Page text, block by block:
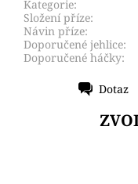
Kategorie:
Složení příze:
Návin příze:
Doporučené jehlice:
Doporučené háčky:
Dotaz